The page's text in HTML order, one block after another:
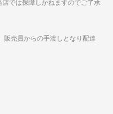
では保障しかねますのでご了承
販売員からの手渡しとなり配達